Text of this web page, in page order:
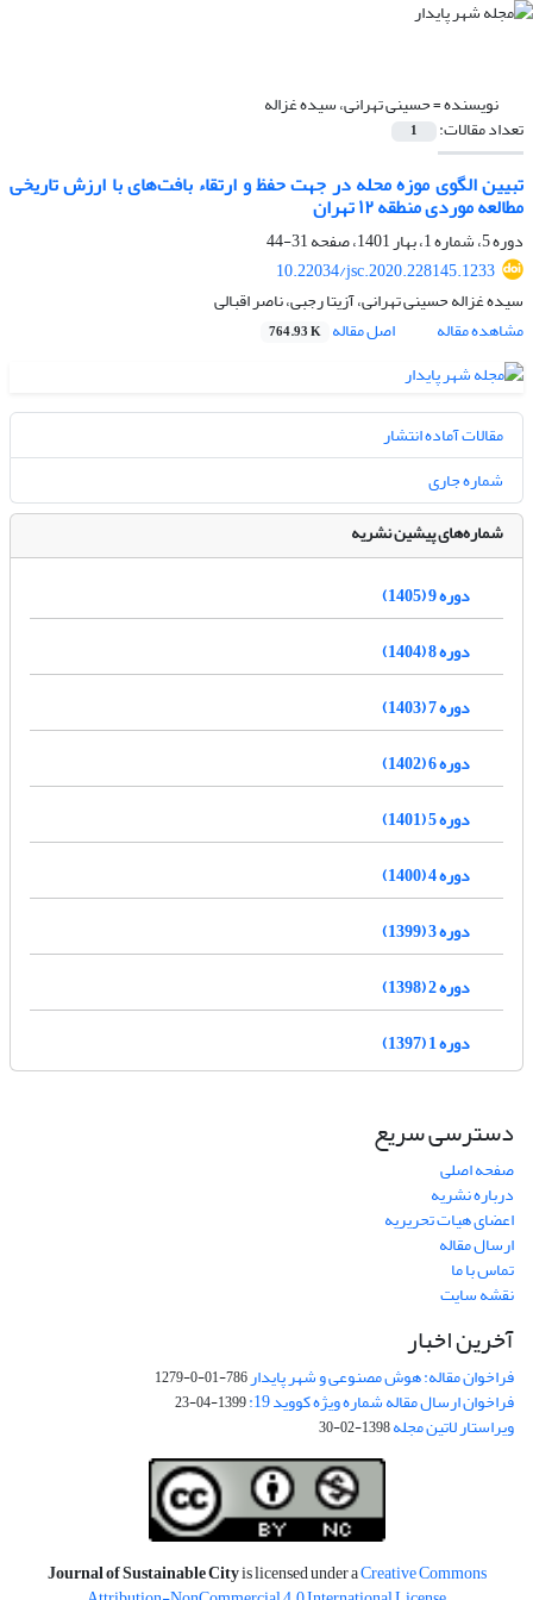
نویسنده =حسینی تهرانی، سیده غزاله
تعداد مقالات: 1
تبیین الگوی موزه محله در جهت حفظ و ارتقاء بافت‌های با ارزش تاریخی
مطالعه موردی منطقه ۱۲ تهران
دوره 5، شماره 1، بهار 1401، صفحه
31-44
10.22034/jsc.2020.228145.1233
سیده غزاله حسینی تهرانی، آزیتا رجبی، ناصر اقبالی
مشاهده مقاله
اصل مقاله 764.93 K
مقالات آماده انتشار
شماره جاری
شماره‌های پیشین نشریه
دوره 9 (1405)
دوره 8 (1404)
دوره 7 (1403)
دوره 6 (1402)
دوره 5 (1401)
دوره 4 (1400)
دوره 3 (1399)
دوره 2 (1398)
دوره 1 (1397)
دسترسی سریع
صفحه اصلی
درباره نشریه
اعضای هیات تحریریه
ارسال مقاله
تماس با ما
نقشه سایت
آخرین اخبار
فراخوان مقاله: هوش مصنوعی و شهر پایدار786-01-0-1279
فراخوان ارسال مقاله شماره ویژه کووید 19: 1399-04-23
ویراستار لاتین مجله1398-02-30
Journal of Sustainable Cityis licensed under aCreative Commons